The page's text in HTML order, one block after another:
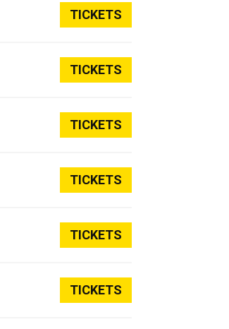
TICKETS
TICKETS
TICKETS
TICKETS
TICKETS
TICKETS